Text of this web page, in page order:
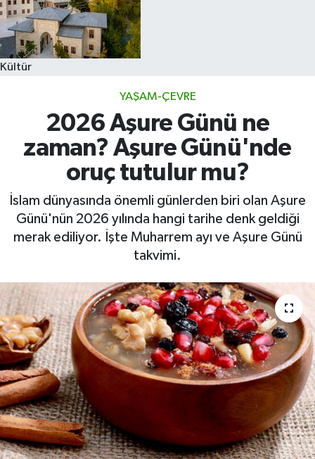
Kültür
YAŞAM-ÇEVRE
2026 Aşure Günü ne
zaman? Aşure Günü'nde
oruç tutulur mu?
İslam dünyasında önemli günlerden biri olan Aşure
Günü'nün 2026 yılında hangi tarihe denk geldiği
merak ediliyor. İşte Muharrem ayı ve Aşure Günü
takvimi.